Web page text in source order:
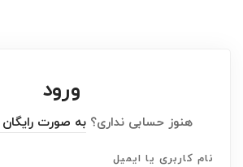
ورود
هنوز حسابی نداری؟ به صورت
نام کاربری یا ایمیل